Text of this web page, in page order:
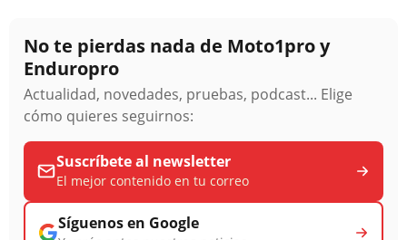
No te pierdas nada de Moto1pro y
Enduropro
Actualidad, novedades, pruebas, podcast... Elige
cómo quieres seguirnos:
Suscríbete al newsletter
El mejor contenido en tu correo
Síguenos en Google